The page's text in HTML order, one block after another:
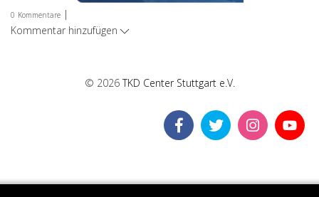
0 Kommentare |
Kommentar hinzufügen
© 2026TKD Center Stuttgart e.V.